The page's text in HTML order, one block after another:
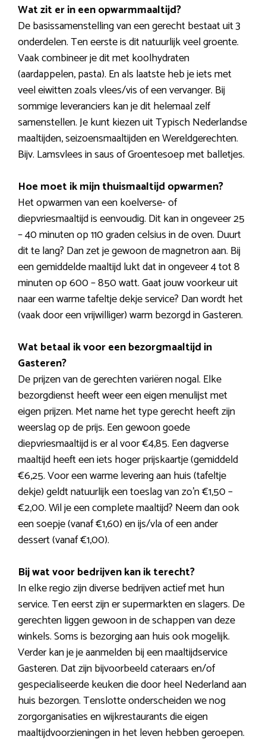
Wat zit er in een opwarmmaaltijd?
De basissamenstelling van een gerecht bestaat uit 3
onderdelen. Ten eerste is dit natuurlijk veel groente.
Vaak combineer je dit met koolhydraten
(aardappelen, pasta). En als laatste heb je iets met
veel eiwitten zoals vlees/vis of een vervanger. Bij
sommige leveranciers kan je dit helemaal zelf
samenstellen. Je kunt kiezen uit Typisch Nederlandse
maaltijden, seizoensmaaltijden en Wereldgerechten.
Bijv. Lamsvlees in saus of Groentesoep met balletjes.
Hoe moet ik mijn thuismaaltijd opwarmen?
Het opwarmen van een koelverse- of
diepvriesmaaltijd is eenvoudig. Dit kan in ongeveer 25
– 40 minuten op 110 graden celsius in de oven. Duurt
dit te lang? Dan zet je gewoon de magnetron aan. Bij
een gemiddelde maaltijd lukt dat in ongeveer 4 tot 8
minuten op 600 – 850 watt. Gaat jouw voorkeur uit
naar een warme tafeltje dekje service? Dan wordt het
(vaak door een vrijwilliger) warm bezorgd in Gasteren.
Wat betaal ik voor een bezorgmaaltijd in
Gasteren?
De prijzen van de gerechten variëren nogal. Elke
bezorgdienst heeft weer een eigen menulijst met
eigen prijzen. Met name het type gerecht heeft zijn
weerslag op de prijs. Een gewoon goede
diepvriesmaaltijd is er al voor €4,85. Een dagverse
maaltijd heeft een iets hoger prijskaartje (gemiddeld
€6,25. Voor een warme levering aan huis (tafeltje
dekje) geldt natuurlijk een toeslag van zo’n €1,50 –
€2,00. Wil je een complete maaltijd? Neem dan ook
een soepje (vanaf €1,60) en ijs/vla of een ander
dessert (vanaf €1,00).
Bij wat voor bedrijven kan ik terecht?
In elke regio zijn diverse bedrijven actief met hun
service. Ten eerst zijn er supermarkten en slagers. De
gerechten liggen gewoon in de schappen van deze
winkels. Soms is bezorging aan huis ook mogelijk.
Verder kan je je aanmelden bij een maaltijdservice
Gasteren. Dat zijn bijvoorbeeld cateraars en/of
gespecialiseerde keuken die door heel Nederland aan
huis bezorgen. Tenslotte onderscheiden we nog
zorgorganisaties en wijkrestaurants die eigen
maaltijdvoorzieningen in het leven hebben geroepen.